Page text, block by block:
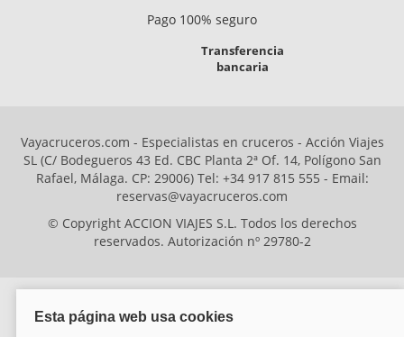
Pago 100% seguro
Transferencia
bancaria
Vayacruceros.com - Especialistas en cruceros - Acción Viajes
SL (C/ Bodegueros 43 Ed. CBC Planta 2ª Of. 14, Polígono San
Rafael, Málaga. CP: 29006) Tel: +34 917 815 555 - Email:
reservas@vayacruceros.com
© Copyright ACCION VIAJES S.L. Todos los derechos
reservados. Autorización nº 29780-2